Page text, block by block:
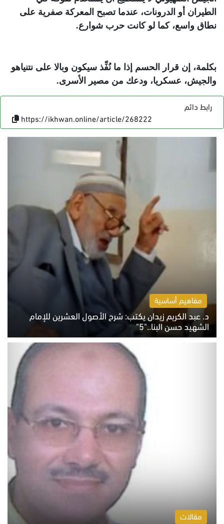
الطيران أو الدرونات، عندما تصبح المعركة صفرية على
نطاق واسع، كما لو كانت حرب شوارع.
بكلمة، إن قرار الحسم إذا ما نُفِّذ سيكون وبالا على نتنياهو
والجيش، عسكريا، ودعك من مصير الأسرى.
رابط دائم
https://ikhwan.online/article/268222
مفاهيم أساسية
د. عبد الكريم زيدان يكتب: شرح الأصول العشرين للإمام
الشهيد حسن البنا.."5"
السبت 8 أغسطس 2026 10:46 ص
مقالات